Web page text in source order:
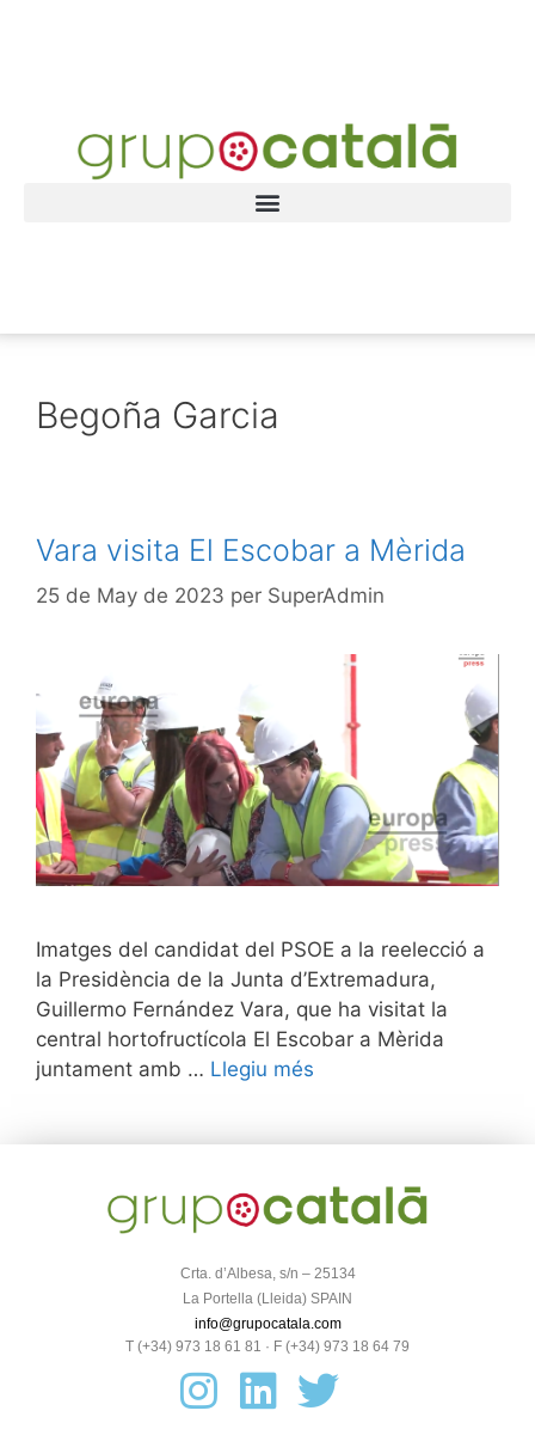
Begoña Garcia
Vara visita El Escobar a Mèrida
25 de May de 2023 per SuperAdmin
Imatges del candidat del PSOE a la reelecció a
la Presidència de la Junta d’Extremadura,
Guillermo Fernández Vara, que ha visitat la
central hortofructícola El Escobar a Mèrida
juntament amb … Llegiu més
Crta. d’Albesa, s/n – 25134
La Portella (Lleida) SPAIN
info@grupocatala.com
T (+34) 973 18 61 81 · F (+34) 973 18 64 79